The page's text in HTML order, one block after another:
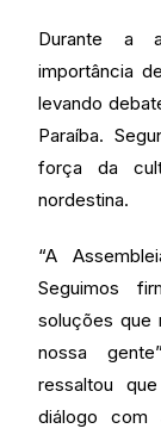
Durante a
importância
levando
Paraíba.
força da
nordestina.
“A
Seguimos
soluções que
nossa
ressaltou
diálogo com